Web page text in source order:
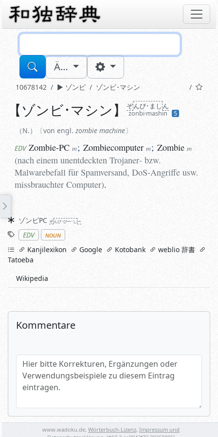
Ä…
10678142 ゾンビ ゾンビ･マシン
N. von engl. zombie machine
Zombie-PC ; Zombiecomputer
【ゾンビ･マシン】 ぞんび･ましん
zonbi·mashin
5
N. von engl. zombie machine
EDV Zombie-PC m; Zombiecomputer m; Zombie m
(nach einem unentdeckten Trojaner‑ bzw.
Malwarebefall für Spamversand, DoS-Angriffe usw.
missbrauchter Computer).
Synonyme
ゾンビPC ぞんび･ぴー･しー
Stichworte
EDV
noun
linksKanjilexikon Google Kotobank
weblio 辞書
Tatoeba
Wikipedia
Kommentare
Hier bitte Korrekturen, Ergänzungen oder
Name (optional)
www.wadoku.de, Wörterbuch-Lizenz, Impressum und